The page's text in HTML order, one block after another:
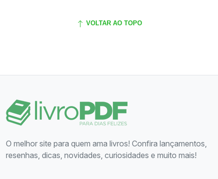
VOLTAR AO TOPO
O melhor site para quem ama livros! Confira lançamentos,
resenhas, dicas, novidades, curiosidades e muito mais!